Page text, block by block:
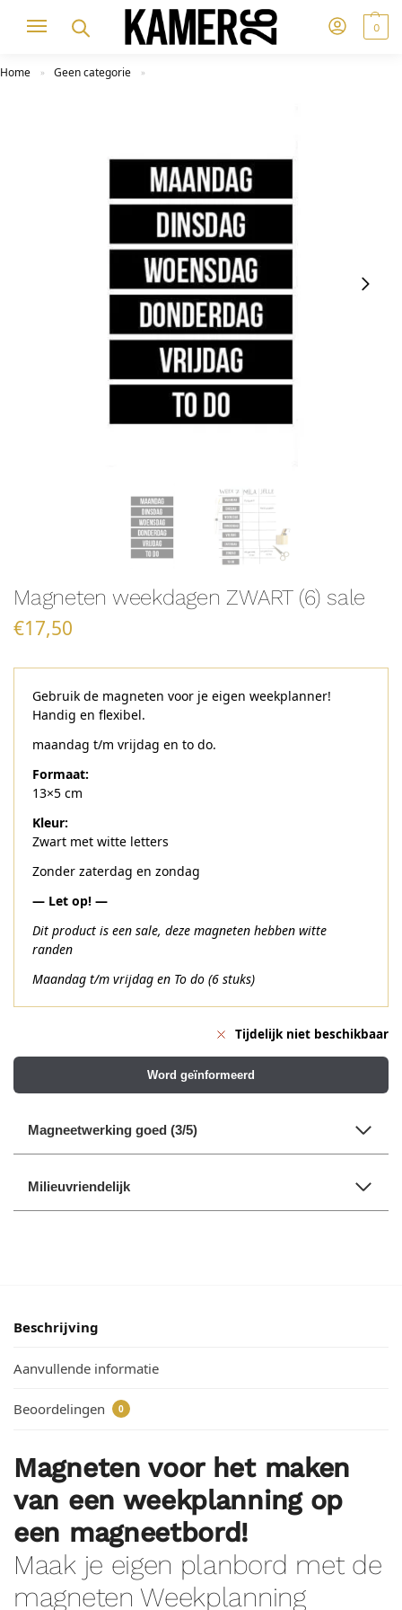
0
Home » Geen categorie »
Magneten weekdagen ZWART (6) sale
€17,50
Gebruik de magneten voor je eigen weekplanner!
Handig en flexibel.
maandag t/m vrijdag en to do.
Formaat:
13×5 cm
Kleur:
Zwart met witte letters
Zonder zaterdag en zondag
— Let op! —
Dit product is een sale, deze magneten hebben witte
randen
Maandag t/m vrijdag en To do (6 stuks)
Tijdelijk niet beschikbaar
Word geïnformeerd
Magneetwerking goed (3/5)
Milieuvriendelijk
Beschrijving
Aanvullende informatie
Beoordelingen 0
Magneten voor het maken
van een weekplanning op
een magneetbord!
Maak je eigen planbord met de
magneten Weekplanning